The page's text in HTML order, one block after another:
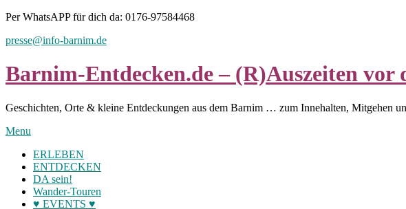
Skip
content
Per WhatsAPP für dich da: 0176-97584468
presse@info-barnim.de
Barnim-Entdecken.de – (R)Auszeiten vor
Geschichten, Orte & kleine Entdeckungen aus dem Barnim … zum Innehalten, Mitgehen
Menu
ERLEBEN
ENTDECKEN
DA sein!
Wander-Touren
♥ EVENTS ♥